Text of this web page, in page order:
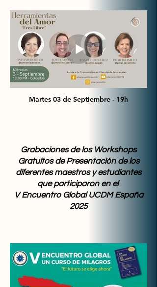
Martes 03 de Septiembre - 19h
Grabaciones de los Workshops
Gratuitos de Presentación de los
diferentes maestros y estudiantes
que participaron en el
V Encuentro Global UCDM España
2025